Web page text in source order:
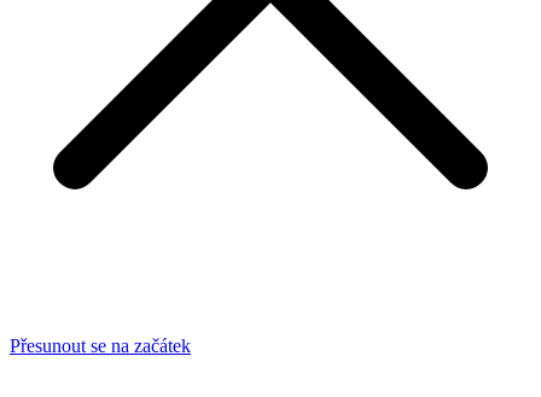
Přesunout se na začátek